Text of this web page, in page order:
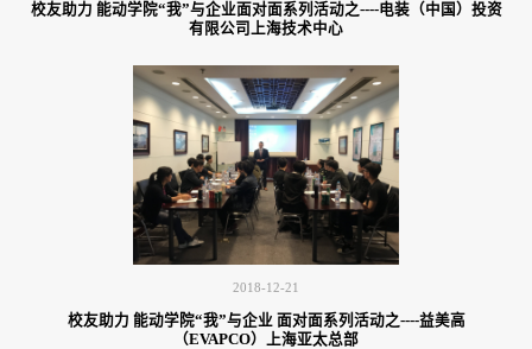
校友助力 能动学院“我”与企业面对面系列活动之----电装（中国）投资
有限公司上海技术中心
2018-12-21
校友助力 能动学院“我”与企业 面对面系列活动之----益美高
（EVAPCO）上海亚太总部